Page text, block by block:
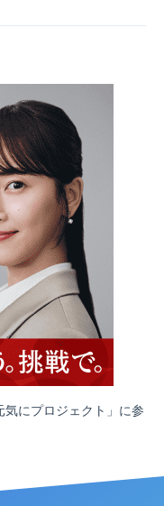
気にプロジェクト」に参